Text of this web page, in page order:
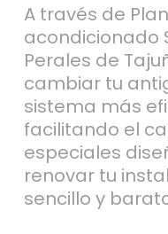
A través de
acondicionado
Perales de
cambiar tu
sistema más
facilitando el
especiales
renovar tu
sencillo y